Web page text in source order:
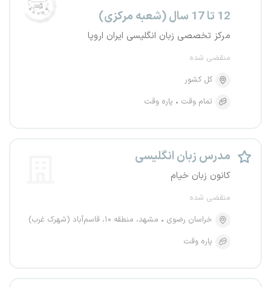
12 تا 17 سال (شعبه مرکزی)
مرکز تخصصی زبان انگلیسی ایران اروپا
منقضی شده
کل کشور
تمام وقت
پاره وقت
مدرس زبان انگلیسی
کانون زبان خیام
منقضی شده
خراسان رضوی
مشهد، منطقه ۱۰، قاسم‌آباد (شهرک غرب)
پاره وقت